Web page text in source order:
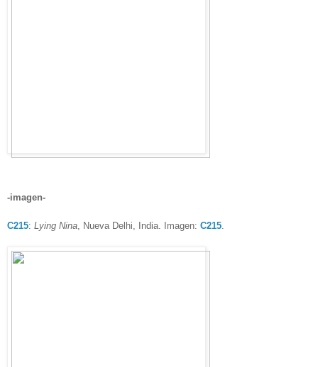
-imagen-
C215: Lying Nina , Nueva Delhi, India. Imagen: C215